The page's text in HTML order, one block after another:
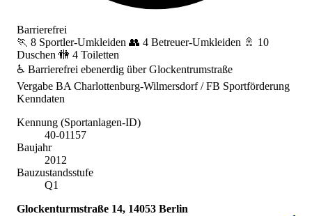
Barrierefrei
🏃 8 Sportler-Umkleiden 👥 4 Betreuer-Umkleiden 🚿 10
Duschen 🚻 4 Toiletten
♿ Barrierefrei ebenerdig über Glockentrumstraße
Vergabe BA Charlottenburg-Wilmersdorf / FB Sportförderung
Kenndaten
Kennung (Sportanlagen-ID)
40-01157
Baujahr
2012
Bauzustandsstufe
Q1
Glockenturmstraße 14, 14053 Berlin